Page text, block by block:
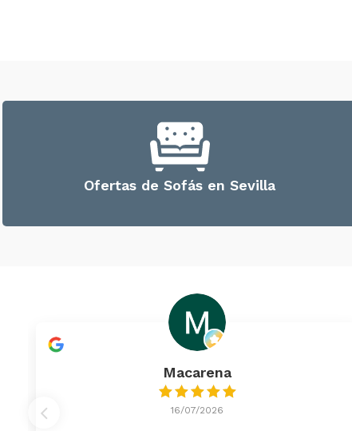
Ofertas de Sofás en Sevilla
Macarena
16/07/2026